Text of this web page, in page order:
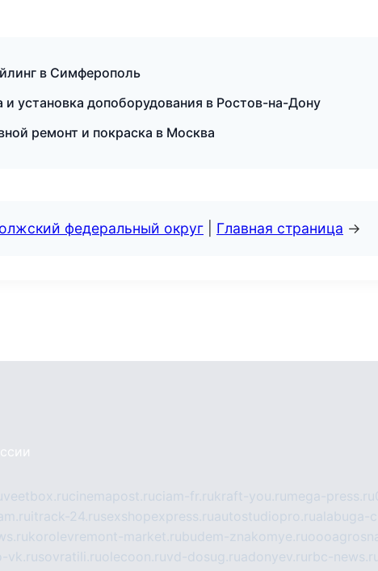
в Симферополь
установка допоборудования в Ростов-на-Дону
ремонт и покраска в Москва
федеральный округ Главная страница →
veetbox.rucinemapost.ruciam-fr.rukraft-you.ru mega-press.ru
itrack-24.rusexshopexpress.ruautostudiopro.rualabuga-
korolevremont-market.rubudem-znakomye.ru
vk.rusovratili.ruolecoon.ruvd-dosug.ruadonyev.ru rbc-